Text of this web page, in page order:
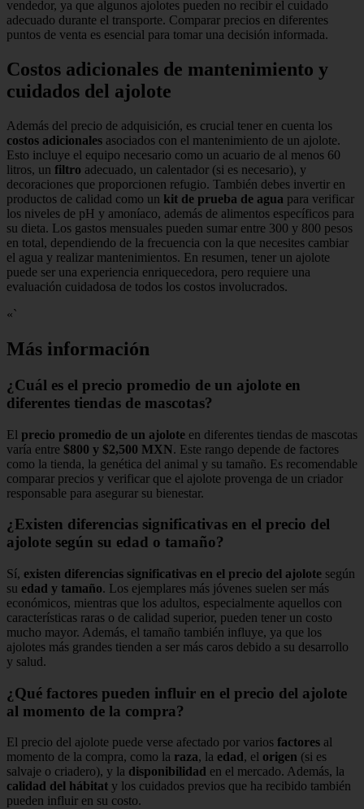
vendedor, ya que algunos ajolotes pueden no recibir el cuidado
adecuado durante el transporte. Comparar precios en diferentes
puntos de venta es esencial para tomar una decisión informada.
Costos adicionales de mantenimiento y
cuidados del ajolote
Además del precio de adquisición, es crucial tener en cuenta los
costos adicionales asociados con el mantenimiento de un ajolote.
Esto incluye el equipo necesario como un acuario de al menos 60
litros, un filtro adecuado, un calentador (si es necesario), y
decoraciones que proporcionen refugio. También debes invertir en
productos de calidad como un kit de prueba de agua para verificar
los niveles de pH y amoníaco, además de alimentos específicos para
su dieta. Los gastos mensuales pueden sumar entre 300 y 800 pesos
en total, dependiendo de la frecuencia con la que necesites cambiar
el agua y realizar mantenimientos. En resumen, tener un ajolote
puede ser una experiencia enriquecedora, pero requiere una
evaluación cuidadosa de todos los costos involucrados.
«`
Más información
¿Cuál es el precio promedio de un ajolote en
diferentes tiendas de mascotas?
El precio promedio de un ajolote en diferentes tiendas de mascotas
varía entre $800 y $2,500 MXN. Este rango depende de factores
como la tienda, la genética del animal y su tamaño. Es recomendable
comparar precios y verificar que el ajolote provenga de un criador
responsable para asegurar su bienestar.
¿Existen diferencias significativas en el precio del
ajolote según su edad o tamaño?
Sí, existen diferencias significativas en el precio del ajolote según
su edad y tamaño. Los ejemplares más jóvenes suelen ser más
económicos, mientras que los adultos, especialmente aquellos con
características raras o de calidad superior, pueden tener un costo
mucho mayor. Además, el tamaño también influye, ya que los
ajolotes más grandes tienden a ser más caros debido a su desarrollo
y salud.
¿Qué factores pueden influir en el precio del ajolote
al momento de la compra?
El precio del ajolote puede verse afectado por varios factores al
momento de la compra, como la raza, la edad , el origen (si es
salvaje o criadero), y la disponibilidad en el mercado. Además, la
calidad del hábitat y los cuidados previos que ha recibido también
pueden influir en su costo.